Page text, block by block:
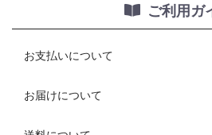
ご利用ガ
お支払いについて
お届けについて